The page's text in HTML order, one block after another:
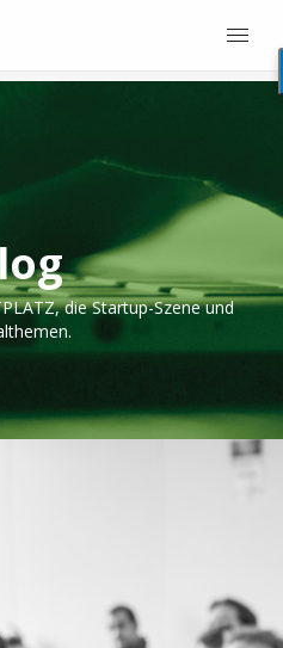
die Startup-Szene und